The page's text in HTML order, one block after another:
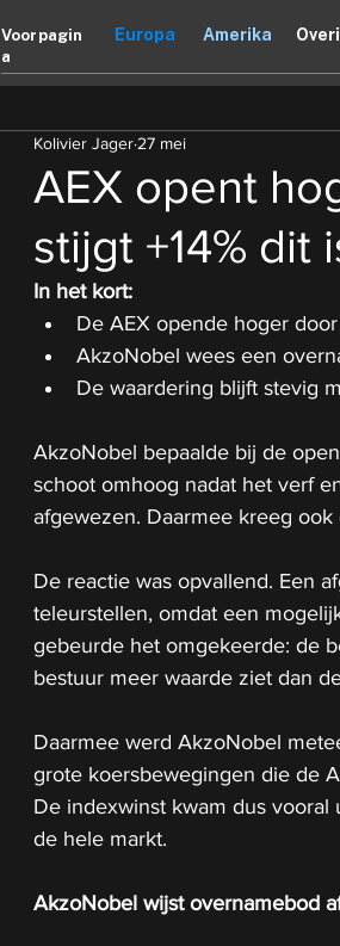
Voorpagin
a
Europa Amerika
AEX opent
stijgt +14% dit
Kolivier Jager 27 mei
In het kort:
De AEX opende hoger
AkzoNobel wees een
De waardering blijft stevig
AkzoNobel bepaalde bij de
schoot omhoog nadat het verf
afgewezen. Daarmee kreeg
De reactie was opvallend. Een
teleurstellen, omdat een
gebeurde het omgekeerde: de
bestuur meer waarde ziet dan
Daarmee werd AkzoNobel
grote koersbewegingen die de
De indexwinst kwam dus
de hele markt.
AkzoNobel wijst overnamebod